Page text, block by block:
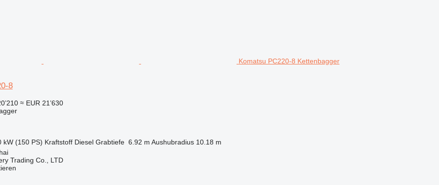
Komatsu PC220-8 Kettenbagger
8
≈ EUR 21’630
kW (150 PS) Kraftstoff Diesel Grabtiefe 6.92 m Aushubradius 10.18 m
Trading Co., LTD